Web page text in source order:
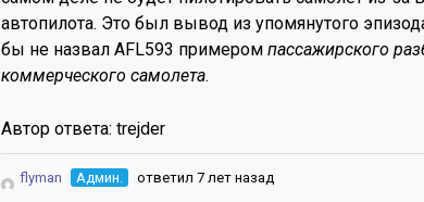
автопилота. Это был вывод из упомянутого
бы не назвал AFL593 примером пассажирского
коммерческого самолета.
Автор ответа: trejder
flyman Админ. ответил 7 лет назад